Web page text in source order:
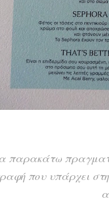
παρακάτω
που υπάρχει